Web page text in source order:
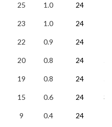
25 1.0 24
23 1.0 24
22 0.9 24
20 0.8 24
19 0.8 24
15 0.6 24 3
9 0.4 24